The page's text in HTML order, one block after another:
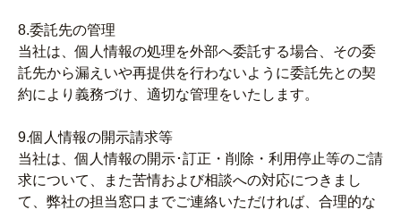
8.委託先の管理
当社は、個人情報の処理を外部へ委託する場合、その委
託先から漏えいや再提供を行わないように委託先との契
約により義務づけ、適切な管理をいたします。
9.個人情報の開示請求等
当社は、個人情報の開示･訂正・削除・利用停止等のご請
求について、また苦情および相談への対応につきまし
て、弊社の担当窓口までご連絡いただければ、合理的な